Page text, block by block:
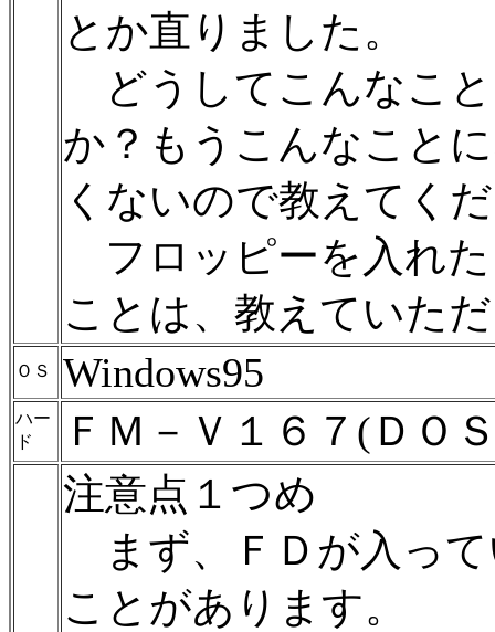
とか直りました。
どうしてこんなこ
か？もうこんなこと
くないので教えてく
フロッピーを入れ
ことは、教えていた
ＯＳ Windows95
ハー
ド
ＦＭ－Ｖ１６７(ＤＯ
注意点１つめ
まず、ＦＤが入っ
ことがあります。